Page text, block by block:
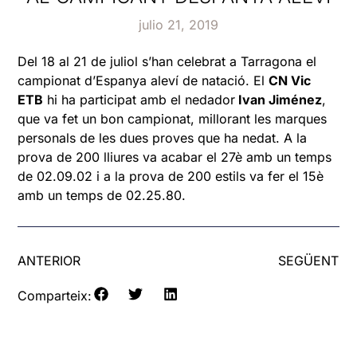
julio 21, 2019
Del 18 al 21 de juliol s’han celebrat a Tarragona el
campionat d’Espanya aleví de natació. ElCN Vic
ETB hi ha participat amb el nedador Ivan Jiménez,
que va fet un bon campionat, millorant les marques
personals de les dues proves que ha nedat. A la
prova de 200 lliures va acabar el 27è amb un temps
de 02.09.02 i a la prova de 200 estils va fer el 15è
amb un temps de 02.25.80.
ANTERIOR SEGÜENT
Comparteix: